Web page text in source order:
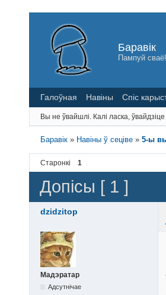
Баравік
Пампуй сваё!
Галоўная Навіны Спіс
Вы не ўвайшлі. Калі ласка, ўвайдзіце
Баравік » Навіны ў сеціве »5-ы
Старонкі 1
Допісы [ 1 ]
dzidzitop
Мадэратар
Адсутнічае